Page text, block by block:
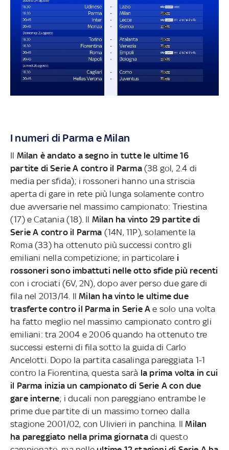
I numeri di Parma e Milan
Il Milan è andato a segno in tutte le ultime 16
partite di Serie A contro il Parma(38 gol, 2.4 di
media per sfida); i rossoneri hanno una striscia
aperta di gare in rete più lunga solamente contro
due avversarie nel massimo campionato: Triestina
(17) e Catania (18). Il Milan ha vinto 29 partite di
Serie A contro il Parma (14N, 11P), solamente la
Roma (33) ha ottenuto più successi contro gli
emiliani nella competizione; in particolare i
rossoneri sono imbattuti nelle otto sfide più recenti
con i crociati (6V, 2N), dopo aver perso due gare di
fila nel 2013/14. IlMilan ha vinto le ultime due
trasferte contro il Parma in Serie A e solo una volta
ha fatto meglio nel massimo campionato contro gli
emiliani: tra 2004 e 2006 quando ha ottenuto tre
successi esterni di fila sotto la guida di Carlo
Ancelotti. Dopo la partita casalinga pareggiata 1-1
contro la Fiorentina, questa sarà la prima volta in cui
il Parma inizia un campionato di Serie A con due
gare interne; i ducali non pareggiano entrambe le
prime due partite di un massimo torneo dalla
stagione 2001/02, con Ulivieri in panchina. IlMilan
ha pareggiato nella prima giornata di questo